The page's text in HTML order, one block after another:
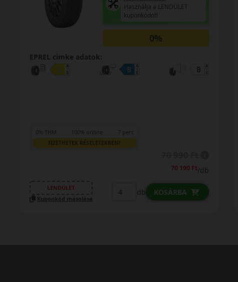
Használja a LENDÜLET
kuponkódot!
0%
EPREL cimke adatok:
0% THM 100% online 7 perc
FIZETHETEK RÉSZLETEKBEN?
70 190 Ft/db
LENDÜLET
Kuponkód másolása
db KOSÁRBA